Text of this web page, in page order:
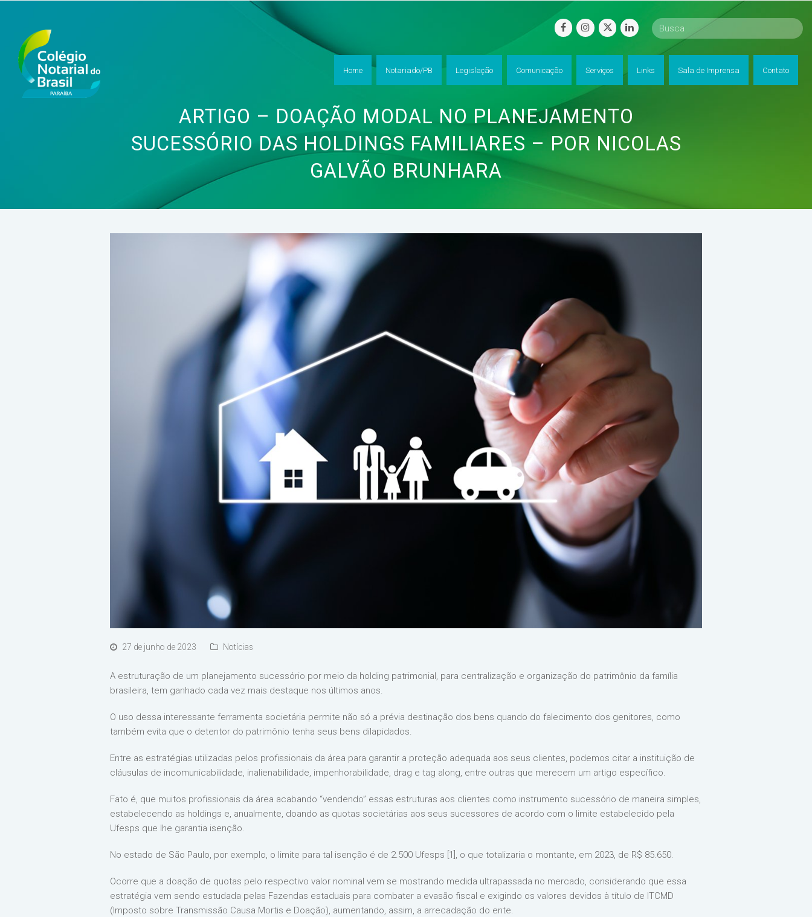
facebookinstagram
twitterlinkedin
Home Notariado/PB Legislação Comunicação Serviços Links Sala de Imprensa Contato
ARTIGO – DOAÇÃO MODAL NO PLANEJAMENTO
SUCESSÓRIO DAS HOLDINGS FAMILIARES – POR NICOLAS
GALVÃO BRUNHARA
27 de junho de 2023 Notícias
A estruturação de um planejamento sucessório por meio da holding patrimonial, para centralização e organização do patrimônio da família
brasileira, tem ganhado cada vez mais destaque nos últimos anos.
O uso dessa interessante ferramenta societária permite não só a prévia destinação dos bens quando do falecimento dos genitores, como
também evita que o detentor do patrimônio tenha seus bens dilapidados.
Entre as estratégias utilizadas pelos profissionais da área para garantir a proteção adequada aos seus clientes, podemos citar a instituição de
cláusulas de incomunicabilidade, inalienabilidade, impenhorabilidade, drag e tag along, entre outras que merecem um artigo específico.
Fato é, que muitos profissionais da área acabando “vendendo” essas estruturas aos clientes como instrumento sucessório de maneira simples,
estabelecendo as holdings e, anualmente, doando as quotas societárias aos seus sucessores de acordo com o limite estabelecido pela
Ufesps que lhe garantia isenção.
No estado de São Paulo, por exemplo, o limite para tal isenção é de 2.500 Ufesps [1], o que totalizaria o montante, em 2023, de R$ 85.650.
Ocorre que a doação de quotas pelo respectivo valor nominal vem se mostrando medida ultrapassada no mercado, considerando que essa
estratégia vem sendo estudada pelas Fazendas estaduais para combater a evasão fiscal e exigindo os valores devidos à título de ITCMD
(Imposto sobre Transmissão Causa Mortis e Doação), aumentando, assim, a arrecadação do ente.